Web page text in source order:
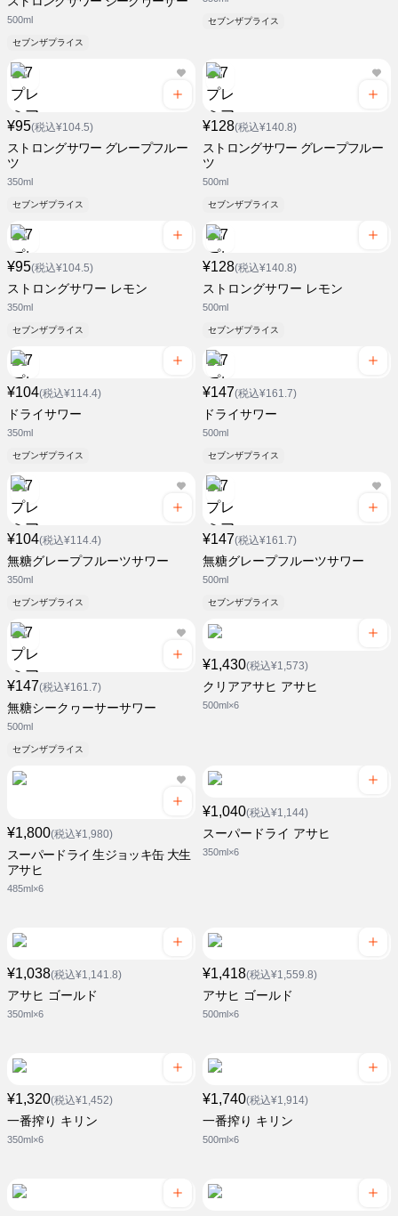
500ml
セブンザプライス
セブンザプライス
¥95(税込¥104.5)
ストロングサワー グレープフルー
ツ
350ml
セブンザプライス
¥128(税込¥140.8)
ストロングサワー グレープフルー
ツ
500ml
セブンザプライス
¥95(税込¥104.5)
ストロングサワー レモン
350ml
セブンザプライス
¥128(税込¥140.8)
ストロングサワー レモン
500ml
セブンザプライス
¥104(税込¥114.4)
ドライサワー
350ml
セブンザプライス
¥147(税込¥161.7)
ドライサワー
500ml
セブンザプライス
¥104(税込¥114.4)
無糖グレープフルーツサワー
350ml
セブンザプライス
¥147(税込¥161.7)
無糖グレープフルーツサワー
500ml
セブンザプライス
¥147(税込¥161.7)
無糖シークヮーサーサワー
500ml
セブンザプライス
¥1,430(税込¥1,573)
クリアアサヒ アサヒ
500ml×6
¥1,800(税込¥1,980)
スーパードライ 生ジョッキ缶 大生
アサヒ
485ml×6
¥1,040(税込¥1,144)
スーパードライ アサヒ
350ml×6
¥1,038(税込¥1,141.8)
アサヒ ゴールド
350ml×6
¥1,418(税込¥1,559.8)
アサヒ ゴールド
500ml×6
¥1,320(税込¥1,452)
一番搾り キリン
350ml×6
¥1,740(税込¥1,914)
一番搾り キリン
500ml×6